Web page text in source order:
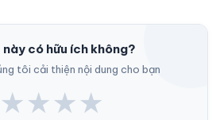
này có hữu ích không?
tôi cải thiện nội dung cho bạn
★★★★